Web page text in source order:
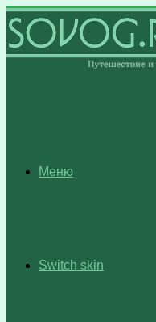
Меню
Switch skin